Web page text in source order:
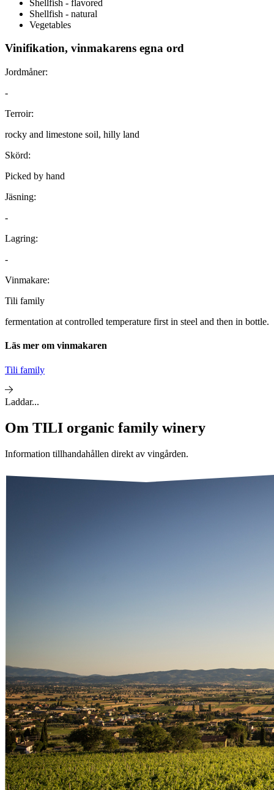
Shellfish - flavored
Shellfish - natural
Vegetables
Vinifikation, vinmakarens egna ord
Jordmåner:
-
Terroir:
rocky and limestone soil, hilly land
Skörd:
Picked by hand
Jäsning:
-
Lagring:
-
Vinmakare:
Tili family
fermentation at controlled temperature first in steel and then in bottle.
Läs mer om vinmakaren
Tili family
Laddar...
Om TILI organic family winery
Information tillhandahållen direkt av vingården.